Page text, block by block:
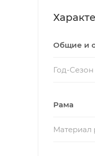
Общие и
Год-Сезон
Рама
Материал